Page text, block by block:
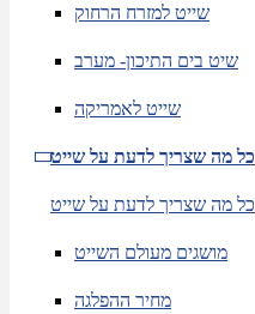
שייט למזרח הרחוק
שיט בים התיכון- מערב
שייט לאמריקה
כל מה שצריך לדעת על שייט
כל מה שצריך לדעת על שייט
מושגים מעולם השייט
מחיר ההפלגה